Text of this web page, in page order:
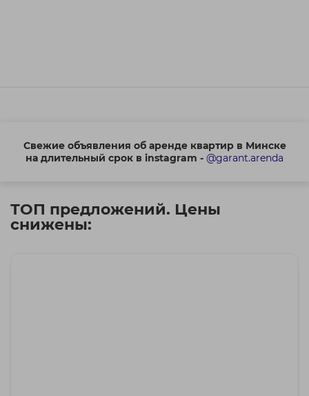
Свежие объявления об аренде квартир в Минске
на длительный срок в instagram - @garant.arenda
ТОП предложений. Цены
снижены: